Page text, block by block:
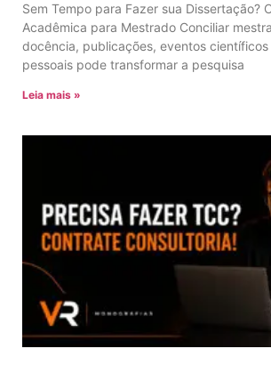
Sem Tempo para Fazer sua Dissertação?
Acadêmica para Mestrado Conciliar
docência, publicações, eventos
pessoais pode transformar a pesquisa
Leia mais »